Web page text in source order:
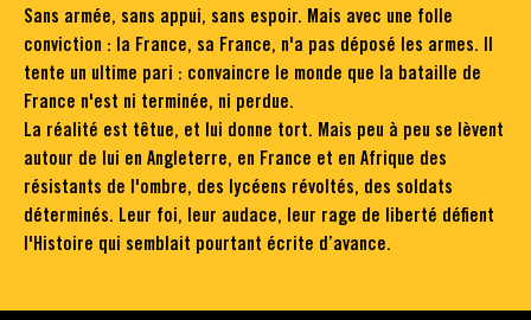
Sans armée, sans appui, sans espoir. Mais avec une folle
conviction : la France, sa France, n'a pas déposé les armes. Il
tente un ultime pari : convaincre le monde que la bataille de
France n'est ni terminée, ni perdue.
La réalité est têtue, et lui donne tort. Mais peu à peu se lèvent
autour de lui en Angleterre, en France et en Afrique des
résistants de l'ombre, des lycéens révoltés, des soldats
déterminés. Leur foi, leur audace, leur rage de liberté défient
l'Histoire qui semblait pourtant écrite d’avance.